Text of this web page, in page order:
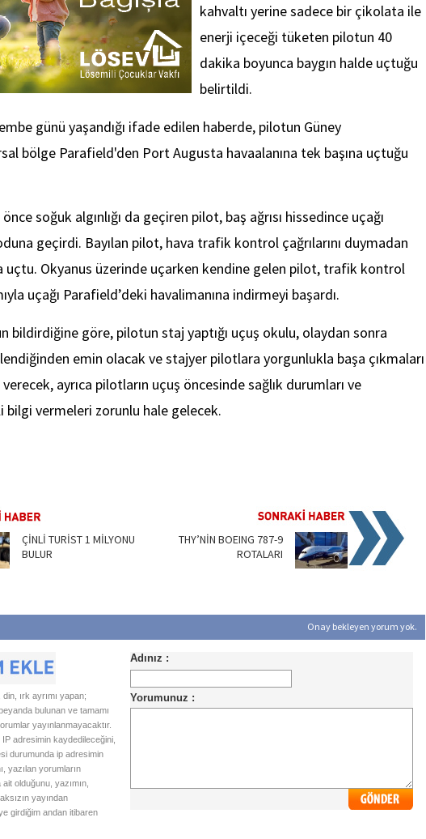
kahvaltı yerine sadece bir çikolata ile
enerji içeceği tüketen pilotun 40
dakika boyunca baygın halde uçtuğu
belirtildi.
günü yaşandığı ifade edilen haberde, pilotun Güney
bölge Parafield'den Port Augusta havaalanına tek başına uçtuğu
soğuk algınlığı da geçiren pilot, baş ağrısı hissedince uçağı
geçirdi. Bayılan pilot, hava trafik kontrol çağrılarını duymadan
uçtu. Okyanus üzerinde uçarken kendine gelen pilot, trafik kontrol
uçağı Parafield’deki havalimanına indirmeyi başardı.
bildirdiğine göre, pilotun staj yaptığı uçuş okulu, olaydan sonra
emin olacak ve stajyer pilotlara yorgunlukla başa çıkmaları
ayrıca pilotların uçuş öncesinde sağlık durumları ve
vermeleri zorunlu hale gelecek.
ÇİNLİ TURİST 1 MİLYONU
BULUR
THY’NİN BOEING 787-9
ROTALARI
Onay bekleyen yorum yok.
ırk ayrımı yapan;
bulunan ve tamamı
yayınlanmayacaktır.
IP adresimin kaydedileceğini,
durumunda ip adresimin
yazılan yorumların
olduğunu, yazımın,
yayından
girdiğim andan itibaren